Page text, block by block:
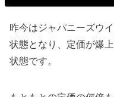
昨今はジャパニーズウ
状態となり、定価が爆
状態です。